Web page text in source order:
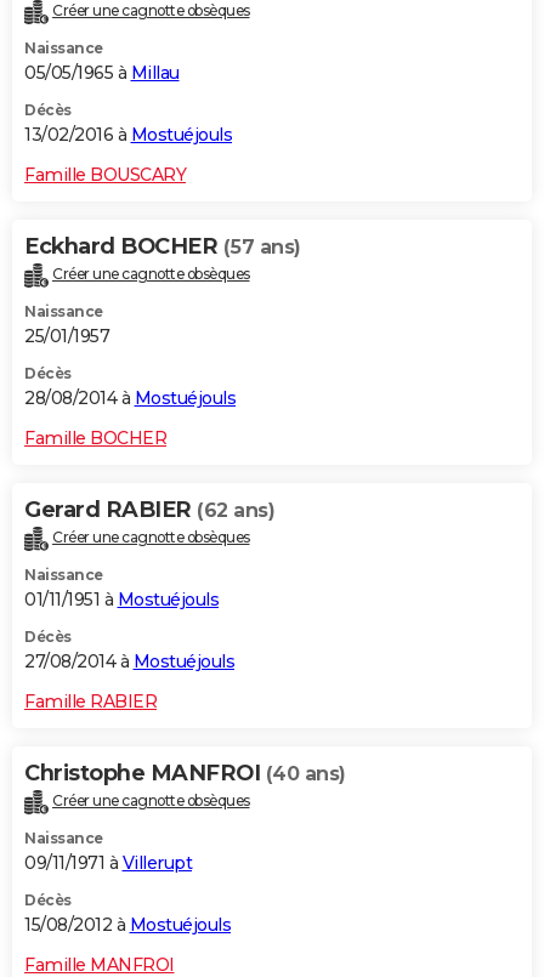
Créer une cagnotte obsèques
Naissance
05/05/1965 à Millau
Décès
13/02/2016 à Mostuéjouls
Famille BOUSCARY
Eckhard BOCHER (57 ans)
Créer une cagnotte obsèques
Naissance
25/01/1957
Décès
28/08/2014 à Mostuéjouls
Famille BOCHER
Gerard RABIER (62 ans)
Créer une cagnotte obsèques
Naissance
01/11/1951 à Mostuéjouls
Décès
27/08/2014 à Mostuéjouls
Famille RABIER
Christophe MANFROI (40 ans)
Créer une cagnotte obsèques
Naissance
09/11/1971 à Villerupt
Décès
15/08/2012 à Mostuéjouls
Famille MANFROI